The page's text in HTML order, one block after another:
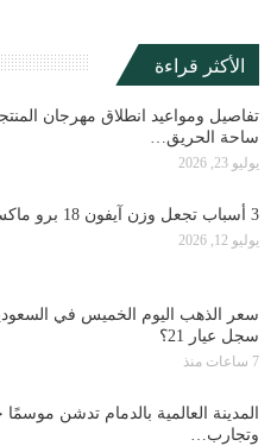
الأكثر قراءة
تفاصيل ومواعيد انطلاق مهرجان
ساحة الحريق…
يوليو 23, 2026
3 أسباب تجعل وزن آيفون 18 برو ماكس ميزة لا عيبًا
يوليو 12, 2026
سعر الذهب اليوم الخميس في
سجل عيار 21؟
7 ساعات منذ
وتجارب…